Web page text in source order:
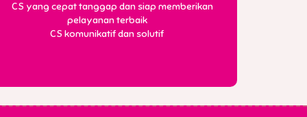
CS komunikatif dan solutif